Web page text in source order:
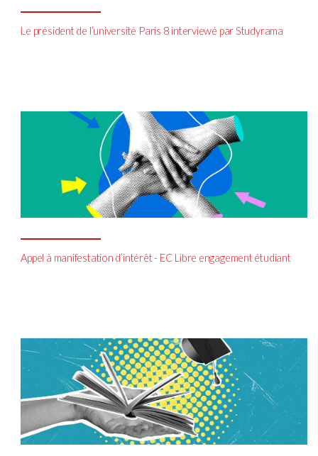
Le président de l’université Paris 8 interviewé par Studyrama
Appel à manifestation d’intérêt - EC Libre engagement étudiant